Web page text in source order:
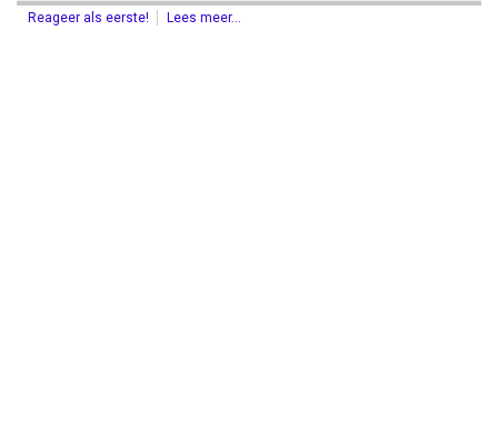
Reageer als eerste! Lees meer...